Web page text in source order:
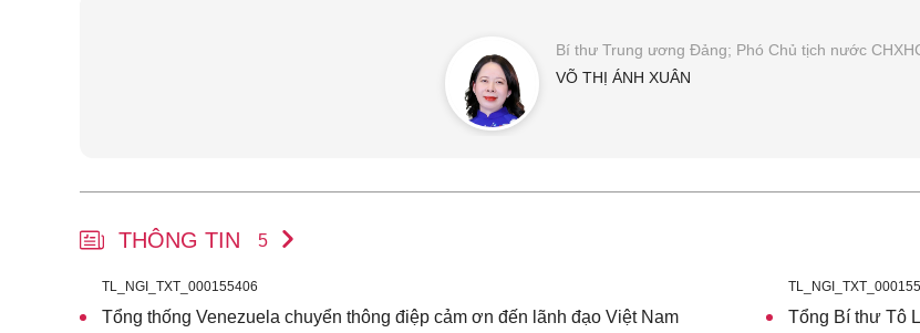
Bí thư Trung ương Đảng; Phó Chủ tịch nước
VÕ THỊ ÁNH XUÂN
THÔNG TIN 5
TL_NGI_TXT_000155406
Tổng thống Venezuela chuyển thông điệp cảm ơn đến lãnh đạo Việt Nam
Tổng Bí thư Tô